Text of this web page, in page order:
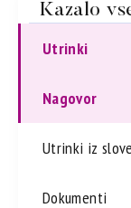
Kazalo
Utrinki
Nagovor
Utrinki iz
Dokumenti